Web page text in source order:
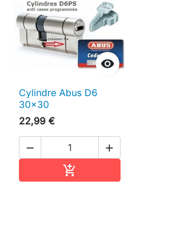

Cylindre Abus D6
30x30
22,99 €
 
